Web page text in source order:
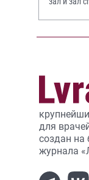
для
создан на
журнала